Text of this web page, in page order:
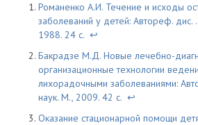
Романенко А.И. Течение и исходы
заболеваний у детей: Автореф.
1988. 24 с. ↩
Бакрадзе М.Д. Новые лечебно-
организационные технологии
лихорадочными заболеваниями:
наук. М., 2009. 42 с. ↩
Оказание стационарной помощи